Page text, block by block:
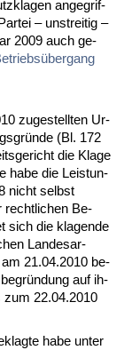
an­ge­grif­
– un­strei­tig –
2009 auch ge­
zu­ge­stell­ten Ur­
(Bl. 172
die Kla­ge
ha­be die Leis­tun­
nicht selbst
recht­li­chen Be­
sich die kla­gen­de
Lan­des­ar­
am 21.04.2010 be­
auf ih­
zum 22.04.2010
ha­be un­ter